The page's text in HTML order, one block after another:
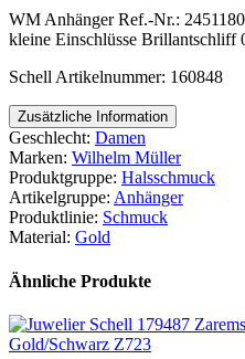
WM Anhänger Ref.-Nr.:
kleine Einschlüsse Brillantschliff
Schell Artikelnummer: 160848
Zusätzliche Information
Geschlecht: Damen
Marken: Wilhelm Müller
Produktgruppe: Halsschmuck
Artikelgruppe: Anhänger
Produktlinie: Schmuck
Material: Gold
Ähnliche Produkte